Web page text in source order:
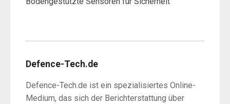
Defence-Tech.de
Defence-Tech.de ist ein spezialisiertes Online-
Medium, das sich der Berichterstattung über